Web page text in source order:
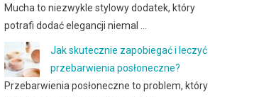
Mucha to niezwykle stylowy dodatek, który
potrafi dodać elegancji niemal …
Jak skutecznie zapobiegać i leczyć
przebarwienia posłoneczne?
Przebarwienia posłoneczne to problem, który